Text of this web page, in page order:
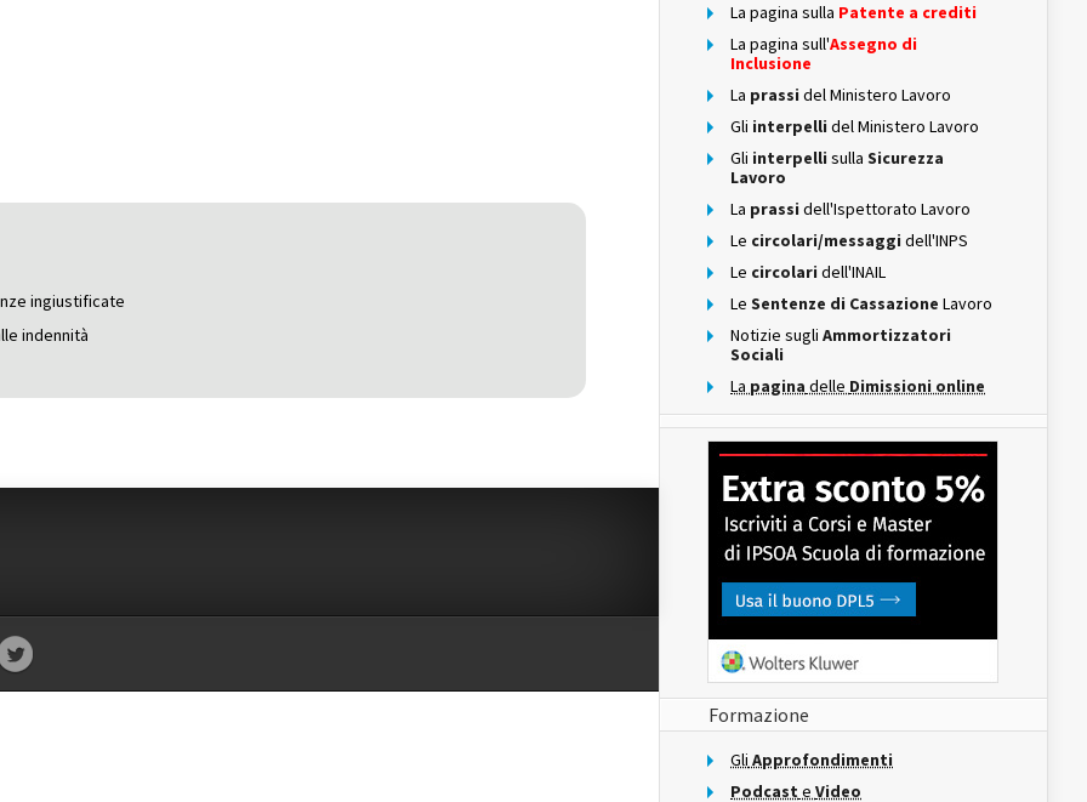
ingiustificate
indennità
La pagina sulla Patente a crediti
La pagina sull'Assegno di
Inclusione
La prassi del Ministero Lavoro
Gli interpelli del Ministero Lavoro
Gli interpelli sulla Sicurezza
Lavoro
La prassi dell'Ispettorato Lavoro
Le circolari/messaggi dell'INPS
Le circolari dell'INAIL
Le Sentenze di Cassazione Lavoro
Notizie sugli Ammortizzatori
Sociali
La pagina delle Dimissioni online
Formazione
Gli Approfondimenti
Podcast e Video